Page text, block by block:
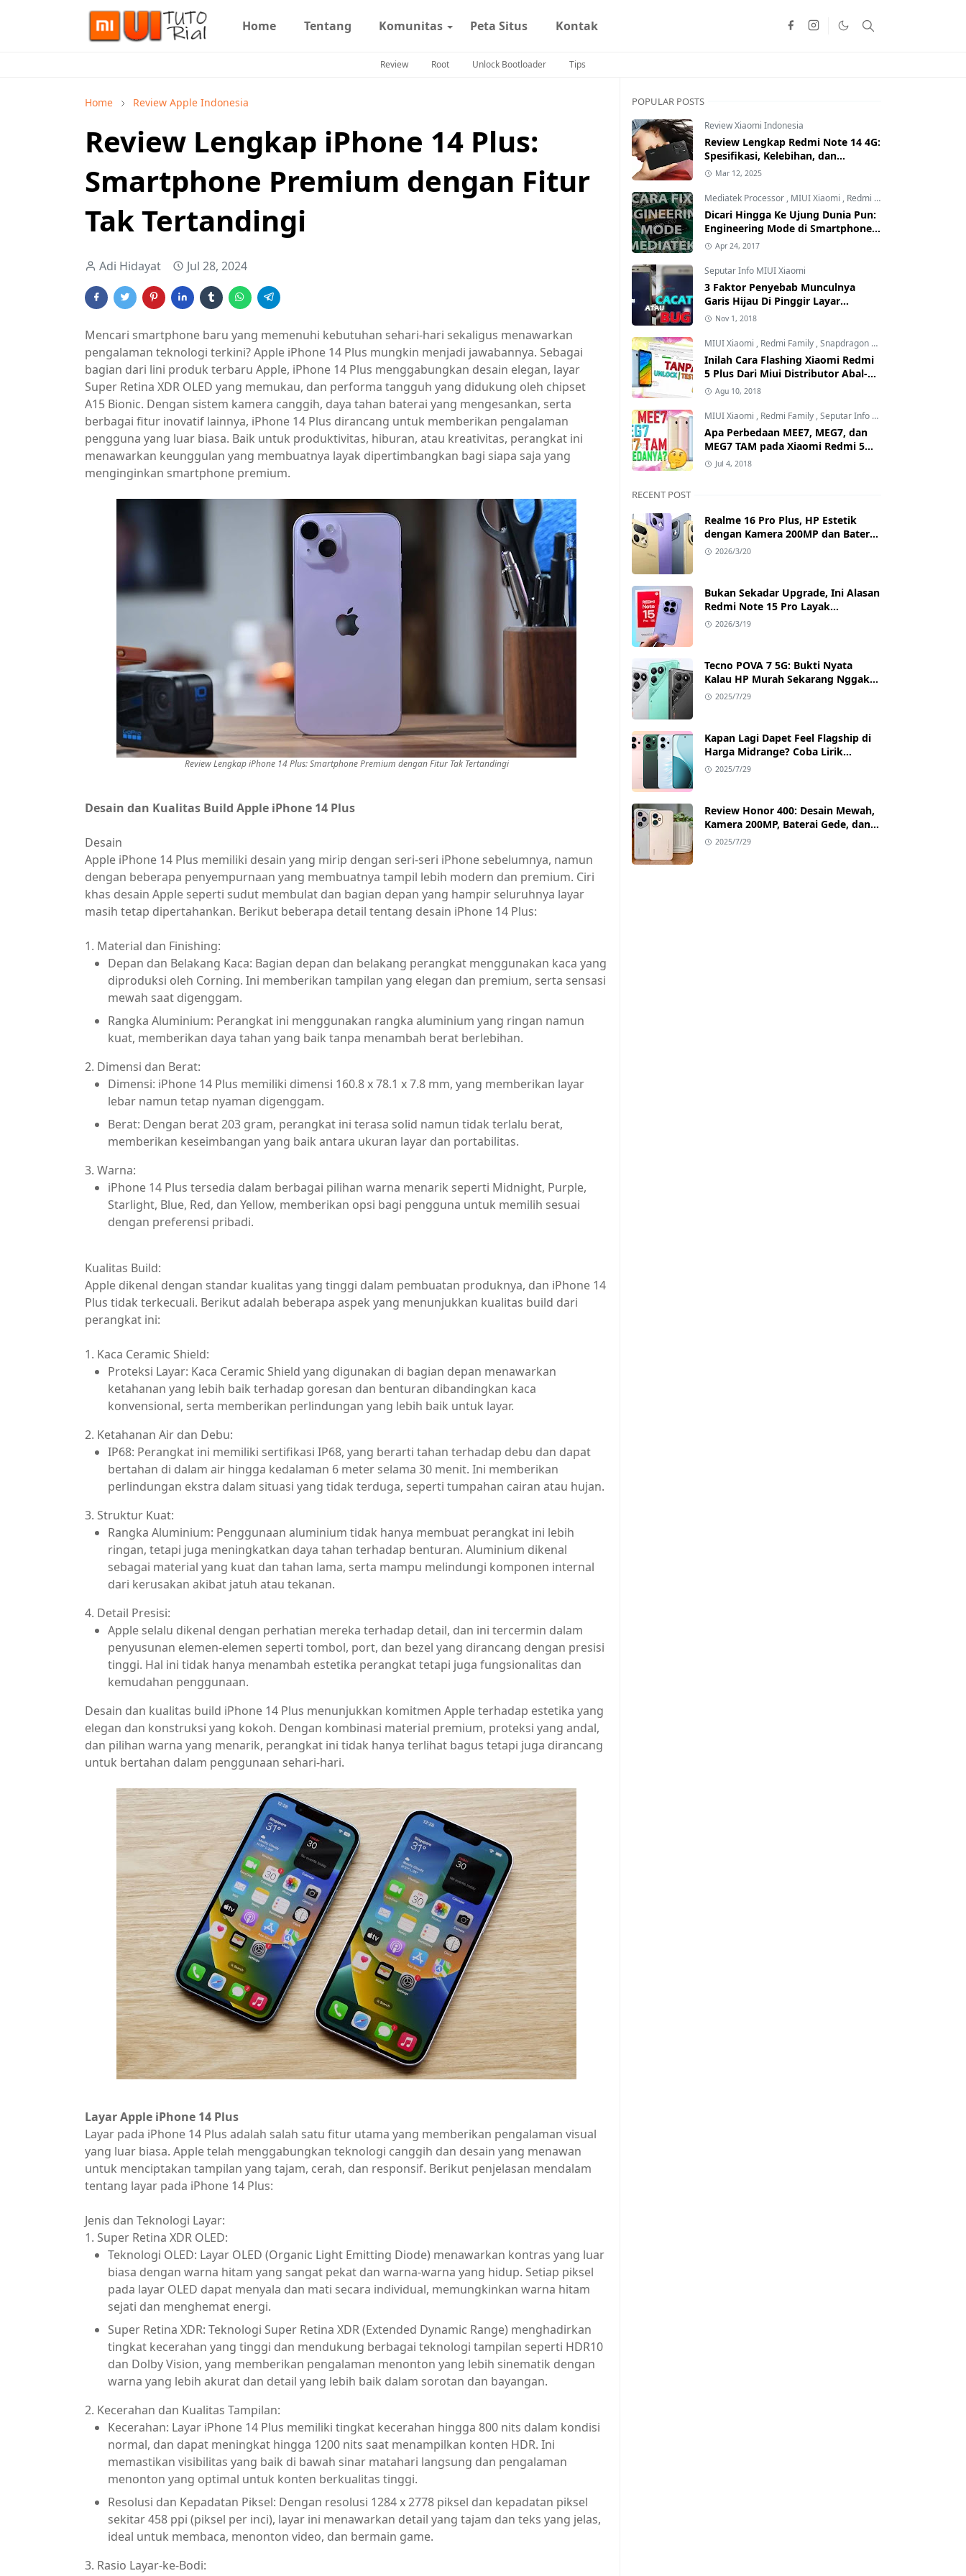
Home Tentang Komunitas Peta Situs Kontak
Review Root Unlock Bootloader Tips
Home Review Apple Indonesia
Review Lengkap iPhone 14 Plus:
Smartphone Premium dengan Fitur
Tak Tertandingi
Adi Hidayat Jul 28, 2024
Mencari smartphone baru yang memenuhi kebutuhan sehari-hari sekaligus menawarkan
pengalaman teknologi terkini? Apple iPhone 14 Plus mungkin menjadi jawabannya. Sebagai
bagian dari lini produk terbaru Apple, iPhone 14 Plus menggabungkan desain elegan, layar
Super Retina XDR OLED yang memukau, dan performa tangguh yang didukung oleh chipset
A15 Bionic. Dengan sistem kamera canggih, daya tahan baterai yang mengesankan, serta
berbagai fitur inovatif lainnya, iPhone 14 Plus dirancang untuk memberikan pengalaman
pengguna yang luar biasa. Baik untuk produktivitas, hiburan, atau kreativitas, perangkat ini
menawarkan keunggulan yang membuatnya layak dipertimbangkan bagi siapa saja yang
menginginkan smartphone premium.
Review Lengkap iPhone 14 Plus: Smartphone Premium dengan Fitur Tak Tertandingi
Desain dan Kualitas Build Apple iPhone 14 Plus
Desain
Apple iPhone 14 Plus memiliki desain yang mirip dengan seri-seri iPhone sebelumnya, namun
dengan beberapa penyempurnaan yang membuatnya tampil lebih modern dan premium. Ciri
khas desain Apple seperti sudut membulat dan bagian depan yang hampir seluruhnya layar
masih tetap dipertahankan. Berikut beberapa detail tentang desain iPhone 14 Plus:
1. Material dan Finishing:
Depan dan Belakang Kaca: Bagian depan dan belakang perangkat menggunakan kaca yang
diproduksi oleh Corning. Ini memberikan tampilan yang elegan dan premium, serta sensasi
mewah saat digenggam.
Rangka Aluminium: Perangkat ini menggunakan rangka aluminium yang ringan namun
kuat, memberikan daya tahan yang baik tanpa menambah berat berlebihan.
2. Dimensi dan Berat:
Dimensi: iPhone 14 Plus memiliki dimensi 160.8 x 78.1 x 7.8 mm, yang memberikan layar
lebar namun tetap nyaman digenggam.
Berat: Dengan berat 203 gram, perangkat ini terasa solid namun tidak terlalu berat,
memberikan keseimbangan yang baik antara ukuran layar dan portabilitas.
3. Warna:
iPhone 14 Plus tersedia dalam berbagai pilihan warna menarik seperti Midnight, Purple,
Starlight, Blue, Red, dan Yellow, memberikan opsi bagi pengguna untuk memilih sesuai
dengan preferensi pribadi.
Kualitas Build:
Apple dikenal dengan standar kualitas yang tinggi dalam pembuatan produknya, dan iPhone 14
Plus tidak terkecuali. Berikut adalah beberapa aspek yang menunjukkan kualitas build dari
perangkat ini:
1. Kaca Ceramic Shield:
Proteksi Layar: Kaca Ceramic Shield yang digunakan di bagian depan menawarkan
ketahanan yang lebih baik terhadap goresan dan benturan dibandingkan kaca
konvensional, serta memberikan perlindungan yang lebih baik untuk layar.
2. Ketahanan Air dan Debu:
IP68: Perangkat ini memiliki sertifikasi IP68, yang berarti tahan terhadap debu dan dapat
bertahan di dalam air hingga kedalaman 6 meter selama 30 menit. Ini memberikan
perlindungan ekstra dalam situasi yang tidak terduga, seperti tumpahan cairan atau hujan.
3. Struktur Kuat:
Rangka Aluminium: Penggunaan aluminium tidak hanya membuat perangkat ini lebih
ringan, tetapi juga meningkatkan daya tahan terhadap benturan. Aluminium dikenal
sebagai material yang kuat dan tahan lama, serta mampu melindungi komponen internal
dari kerusakan akibat jatuh atau tekanan.
4. Detail Presisi:
Apple selalu dikenal dengan perhatian mereka terhadap detail, dan ini tercermin dalam
penyusunan elemen-elemen seperti tombol, port, dan bezel yang dirancang dengan presisi
tinggi. Hal ini tidak hanya menambah estetika perangkat tetapi juga fungsionalitas dan
kemudahan penggunaan.
Desain dan kualitas build iPhone 14 Plus menunjukkan komitmen Apple terhadap estetika yang
elegan dan konstruksi yang kokoh. Dengan kombinasi material premium, proteksi yang andal,
dan pilihan warna yang menarik, perangkat ini tidak hanya terlihat bagus tetapi juga dirancang
untuk bertahan dalam penggunaan sehari-hari.
Layar Apple iPhone 14 Plus
Layar pada iPhone 14 Plus adalah salah satu fitur utama yang memberikan pengalaman visual
yang luar biasa. Apple telah menggabungkan teknologi canggih dan desain yang menawan
untuk menciptakan tampilan yang tajam, cerah, dan responsif. Berikut penjelasan mendalam
tentang layar pada iPhone 14 Plus:
Jenis dan Teknologi Layar:
1. Super Retina XDR OLED:
Teknologi OLED: Layar OLED (Organic Light Emitting Diode) menawarkan kontras yang luar
biasa dengan warna hitam yang sangat pekat dan warna-warna yang hidup. Setiap piksel
pada layar OLED dapat menyala dan mati secara individual, memungkinkan warna hitam
sejati dan menghemat energi.
Super Retina XDR: Teknologi Super Retina XDR (Extended Dynamic Range) menghadirkan
tingkat kecerahan yang tinggi dan mendukung berbagai teknologi tampilan seperti HDR10
dan Dolby Vision, yang memberikan pengalaman menonton yang lebih sinematik dengan
warna yang lebih akurat dan detail yang lebih baik dalam sorotan dan bayangan.
2. Kecerahan dan Kualitas Tampilan:
Kecerahan: Layar iPhone 14 Plus memiliki tingkat kecerahan hingga 800 nits dalam kondisi
normal, dan dapat meningkat hingga 1200 nits saat menampilkan konten HDR. Ini
memastikan visibilitas yang baik di bawah sinar matahari langsung dan pengalaman
menonton yang optimal untuk konten berkualitas tinggi.
Resolusi dan Kepadatan Piksel: Dengan resolusi 1284 x 2778 piksel dan kepadatan piksel
sekitar 458 ppi (piksel per inci), layar ini menawarkan detail yang tajam dan teks yang jelas,
ideal untuk membaca, menonton video, dan bermain game.
3. Rasio Layar-ke-Bodi:
POPULAR POSTS
Review Xiaomi Indonesia
Review Lengkap Redmi Note 14 4G:
Spesifikasi, Kelebihan, dan
Kekurangan!
Mar 12, 2025
Mediatek Processor , MIUI Xiaomi , Redmi Family
Dicari Hingga Ke Ujung Dunia Pun:
Engineering Mode di Smartphone
Xiaomi Kamu Hilang? Ini Tutorial
Cara Mengembalikannya
Apr 24, 2017
Seputar Info MIUI Xiaomi
3 Faktor Penyebab Munculnya
Garis Hijau Di Pinggir Layar
Smartphone Xiaomi: Kamu yang
Nov 1, 2018
MIUI Xiaomi , Redmi Family ,Snapdragon Processor
Inilah Cara Flashing Xiaomi Redmi
5 Plus Dari Miui Distributor Abal-
Abal ke Offcial Tanpa Test Point
dan Tanpa Unlock Bootloader
Agu 10, 2018
MIUI Xiaomi , Redmi Family ,Seputar Info MIUI Xiaomi
Apa Perbedaan MEE7, MEG7, dan
MEG7 TAM pada Xiaomi Redmi 5
Plus? Benarkah MEG7 TAM Tidak
Jul 4, 2018
RECENT POST
Realme 16 Pro Plus, HP Estetik
dengan Kamera 200MP dan Baterai
Badak
2026/3/20
Bukan Sekadar Upgrade, Ini Alasan
Redmi Note 15 Pro Layak
Dipertimbangkan
2026/3/19
Tecno POVA 7 5G: Bukti Nyata
Kalau HP Murah Sekarang Nggak
Main-Main Lagi
2025/7/29
Kapan Lagi Dapet Feel Flagship di
Harga Midrange? Coba Lirik
Reno14 Pro 5G!
2025/7/29
Review Honor 400: Desain Mewah,
Kamera 200MP, Baterai Gede, dan
Google Full Akses
2025/7/29